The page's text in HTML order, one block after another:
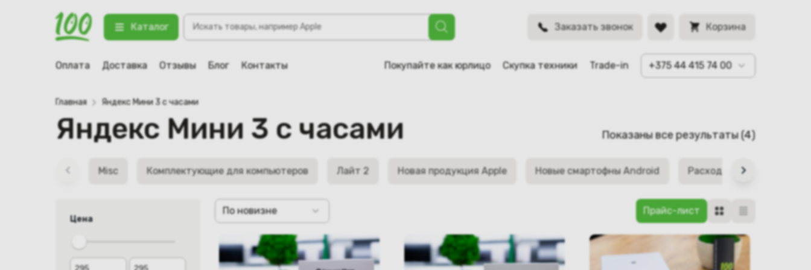
Каталог
товаров
Заказать звонок Корзина
Оплата Доставка Отзывы Блог Контакты Покупайте как юрлицо Скупка техники Trade-in +375 44 415 74 00
Главная Яндекс Мини 3 с часами
Яндекс Мини 3 с часами Показаны все результаты (4)
Misc Комплектующие для компьютеров Лайт 2 Новая продукция Apple Новые смартофны Android Расходные материалы
Цена
По новизне